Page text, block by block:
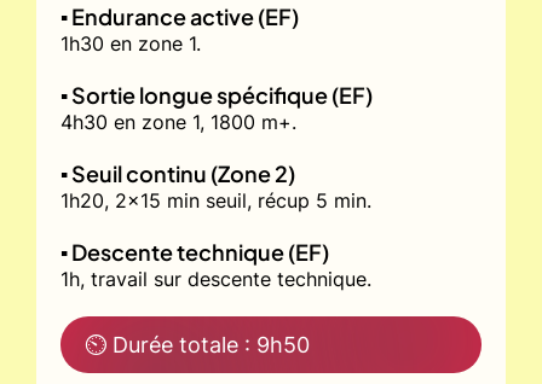
▪️ Endurance active (EF)
1h30 en zone 1.
▪️ Sortie longue spécifique (EF)
4h30 en zone 1, 1800 m+.
▪️ Seuil continu (Zone 2)
1h20, 2x15 min seuil, récup 5 min.
▪️ Descente technique (EF)
1h, travail sur descente technique.
⏲ Durée totale : 9h50